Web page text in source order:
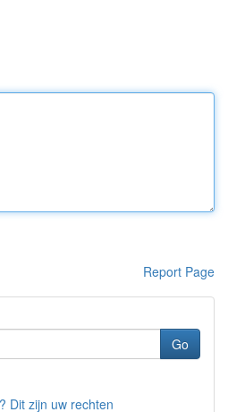
Report Page
Go
Dit zijn uw rechten